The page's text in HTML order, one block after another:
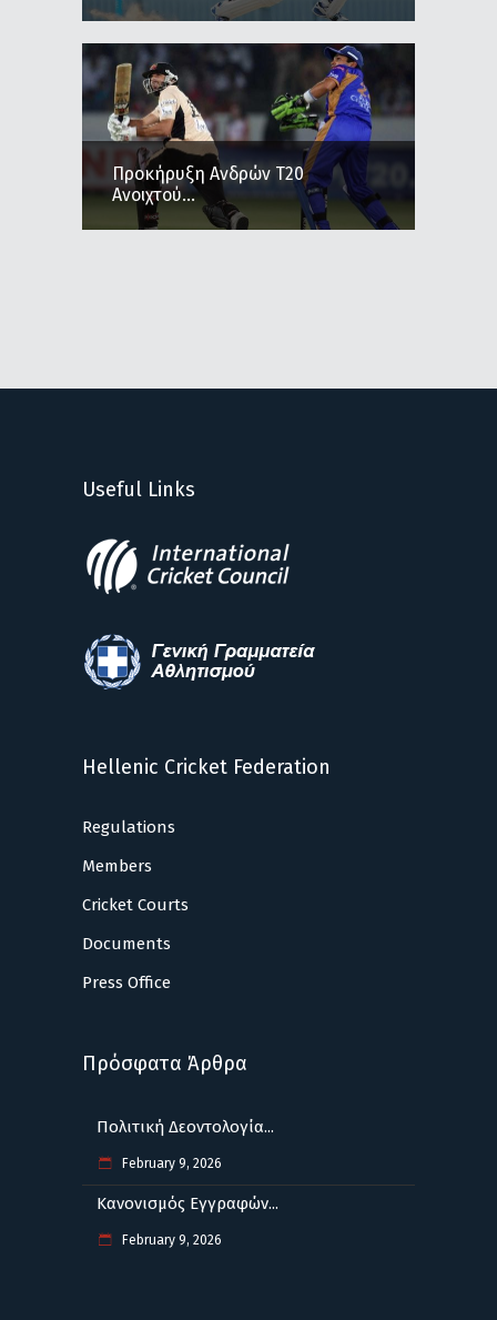
Προκήρυξη Ανδρών Τ20
Ανοιχτού...
Useful Links
Hellenic Cricket Federation
Regulations
Members
Cricket Courts
Documents
Press Office
Πρόσφατα Άρθρα
Πολιτική Δεοντολογία...
February 9, 2026
Κανονισμός Εγγραφών...
February 9, 2026